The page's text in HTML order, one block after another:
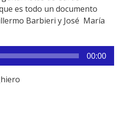
es todo un documento
Barbieri y José María
00:00